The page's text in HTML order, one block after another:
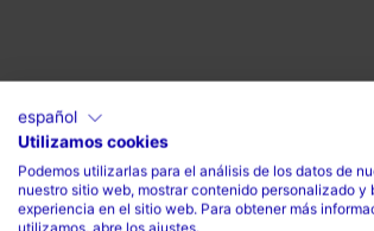
español
Utilizamos cookies
Podemos utilizarlas para el análisis de los datos de
nuestro sitio web, mostrar contenido personalizado y
experiencia en el sitio web. Para obtener más
utilizamos, abre los ajustes.